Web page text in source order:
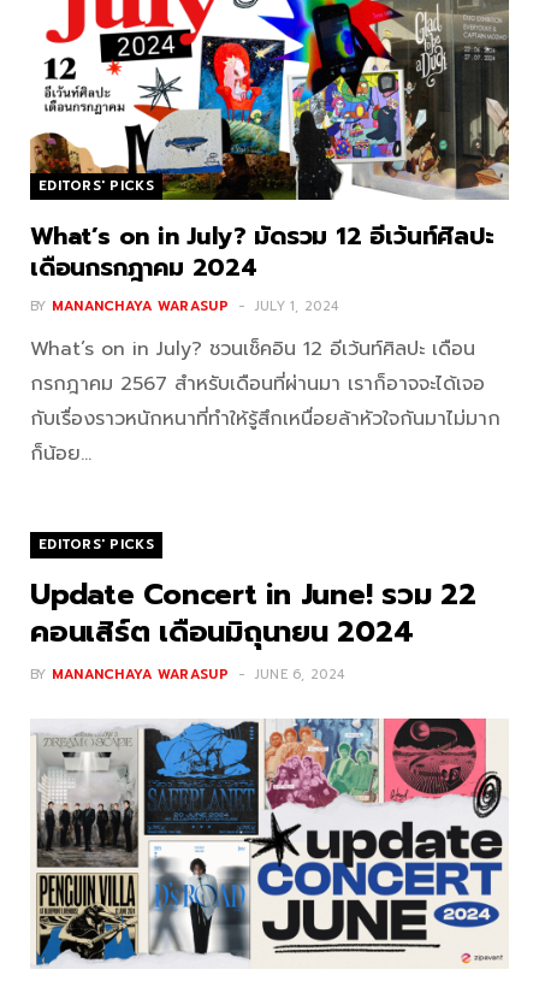
EDITORS' PICKS
What’s on in July? มัดรวม 12 อีเว้นท์ศิลปะ
เดือนกรกฎาคม 2024
BY MANANCHAYA WARASUP JULY 1, 2024
What’s on in July? ชวนเช็คอิน 12 อีเว้นท์ศิลปะ เดือน
กรกฎาคม 2567 สำหรับเดือนที่ผ่านมา เราก็อาจจะได้เจอ
กับเรื่องราวหนักหนาที่ทำให้รู้สึกเหนื่อยล้าหัวใจกันมาไม่มาก
ก็น้อย…
EDITORS' PICKS
Update Concert in June! รวม 22
คอนเสิร์ต เดือนมิถุนายน 2024
BY MANANCHAYA WARASUP JUNE 6, 2024